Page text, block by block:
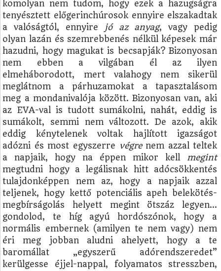
komolyan nem tudom, hogy ezek a hazugságra
tenyésztett előgerinchúrosok ennyire elszakadtak
a valóságtól, ennyire
jó az anyag, vagy pedig
olyan lazán és szemrebbenés nélkül képesek már
hazudni, hogy magukat is becsapják? Bizonyosan
nem ebben a vilgában él az ilyen
elmeháborodott, mert valahogy nem sikerül
meglátnom a párhuzamokat a tapasztalásom
meg a mondanivalója között. Bizonyosan van, aki
az EVA-val is tudott sumákolni, nahát, eddig is
sumákolt, semmi nem változott. De azok, akik
eddig kénytelenek voltak hajlított igazságot
adózni és most egyszerre végrenem azzal teltek
a napjaik, hogy na éppen mikor kell megint
megtudni hogy a legálisnak hitt adócsökkentés
tulajdonképpen nem az, hogy a napjaik azzal
teljenek, hogy kettő potenciális apeh belekötés-
megbírságolás helyett megint ötszáz legyen…
gondolod, te híg agyú hordószónok, hogy a
normális embernek (amilyen te nem vagy) nem
éri meg jobban aludni ahelyett, hogy a te
baromállat „egyszerű adórendszeredet”
kerülgesse éjjel-nappal, folyamatos stresszben,